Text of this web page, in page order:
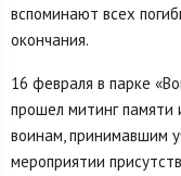
вспоминают всех
окончания.
16 февраля в парке
прошел митинг памяти
воинам, принимавшим
мероприятии